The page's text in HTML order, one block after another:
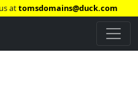
attomsdomains@duck.com